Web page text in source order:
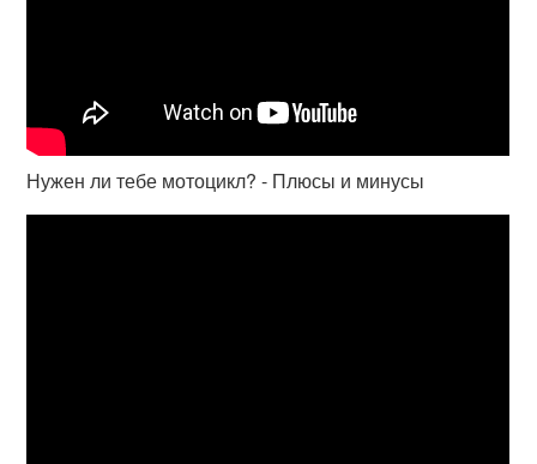
Нужен ли тебе мотоцикл? - Плюсы и минусы